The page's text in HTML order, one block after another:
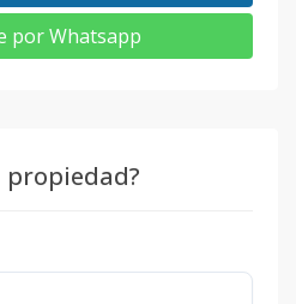
por Whatsapp
propiedad?